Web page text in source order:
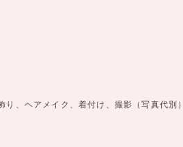
、ヘアメイク、着付け、撮影（写真代別）